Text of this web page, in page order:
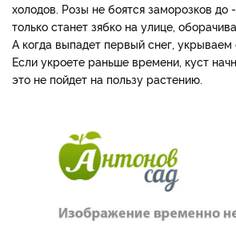
холодов. Розы не боятся заморозков до
только станет зябко на улице,
А когда выпадет первый снег, укрываем
Если укроете раньше времени, куст
это не пойдет на пользу растению.